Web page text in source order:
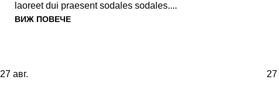
laoreet dui praesent sodales sodales....
ВИЖ ПОВЕЧЕ
27 авг. 27